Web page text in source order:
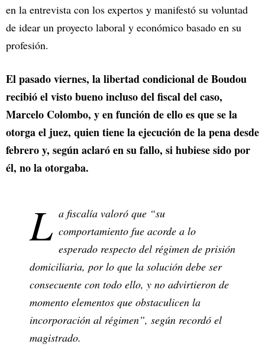
en la entrevista con los expertos y manifestó su voluntad
de idear un proyecto laboral y económico basado en su
profesión.
El pasado viernes, la libertad condicional de Boudou
recibió el visto bueno incluso del fiscal del caso,
Marcelo Colombo, y en función de ello es que se la
otorga el juez, quien tiene la ejecución de la pena desde
febrero y, según aclaró en su fallo, si hubiese sido por
él, no la otorgaba.
L a fiscalía valoró que “su
comportamiento fue acorde a lo
esperado respecto del régimen de prisión
domiciliaria, por lo que la solución debe ser
consecuente con todo ello, y no advirtieron de
momento elementos que obstaculicen la
incorporación al régimen”, según recordó el
magistrado.